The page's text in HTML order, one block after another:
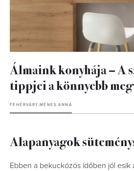
Álmaink konyhája – A
tippjei a könnyebb
FEHÉRVÁRY-MÉNES ANNA
Alapanyagok
Ebben a bekuckózós időben jól esik